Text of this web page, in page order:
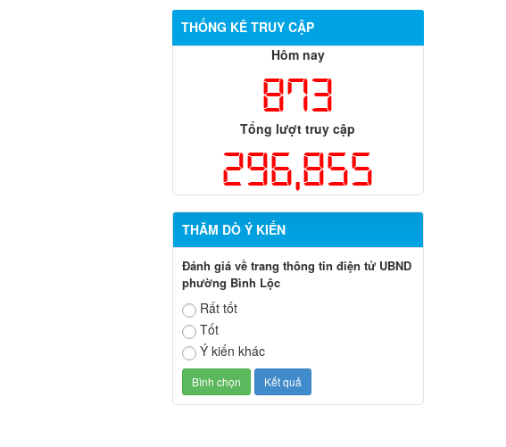
THỐNG KÊ TRUY CẬP
Hôm nay
873
Tổng lượt truy cập
296,855
THĂM DÒ Ý KIẾN
Đánh giá về trang thông tin điện tử UBND
phường Bình Lộc
Rất tốt
Tốt
Ý kiến khác